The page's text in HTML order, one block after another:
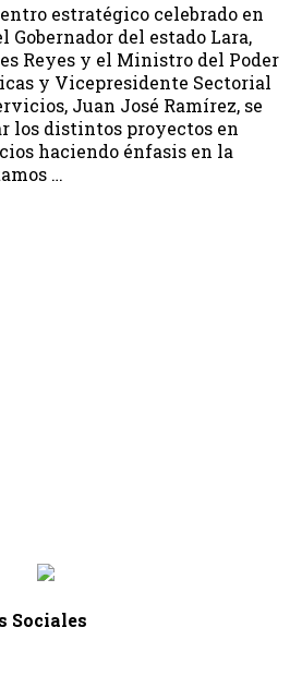
estratégico celebrado en
Gobernador del estado Lara,
Reyes y el Ministro del Poder
y Vicepresidente Sectorial
Juan José Ramírez, se
los distintos proyectos en
haciendo énfasis en la
…
Sociales